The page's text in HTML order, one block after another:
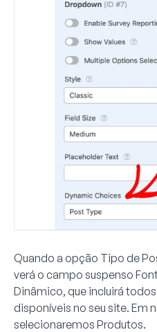
Quando a opção Tipo de
verá o campo suspenso
Dinâmico, que incluirá
disponíveis no seu site. Em
selecionaremos Produtos.